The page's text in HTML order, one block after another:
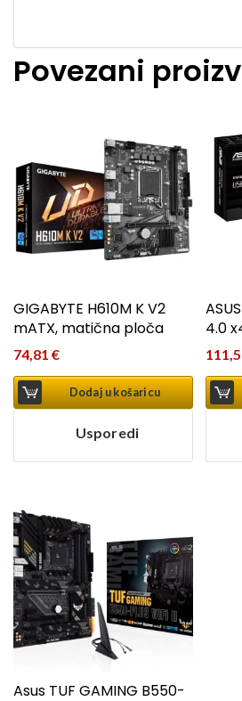
Povezani
GIGABYTE H610M K V2
mATX, matična ploča
74,81 €
Dodaj u košaricu
Usporedi
4.0
Asus TUF GAMING B550-